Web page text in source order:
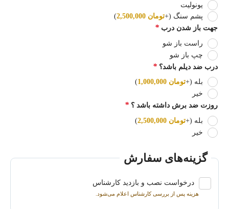
یونولیت
پشم سنگ (+تومان
)
جهت باز شدن درب *
راست باز شو
چپ باز شو
درب ضد دیلم باشد؟ *
بله (+تومان
)
خیر
روزت ضد برش داشته باشد ؟ *
بله (+تومان
)
خیر
گزینه‌های سفارش
درخواست نصب و بازدید کارشناس
هزینه پس از بررسی کارشناس اعلام می‌شود.